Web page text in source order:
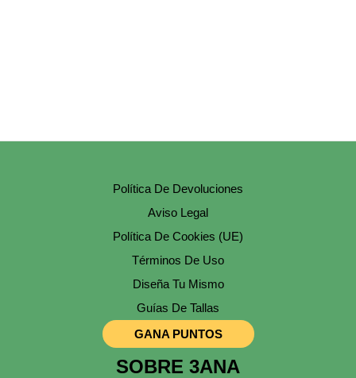
Política De Devoluciones
Aviso Legal
Política De Cookies (UE)
Términos De Uso
Diseña Tu Mismo
Guías De Tallas
GANA PUNTOS
SOBRE 3ANA